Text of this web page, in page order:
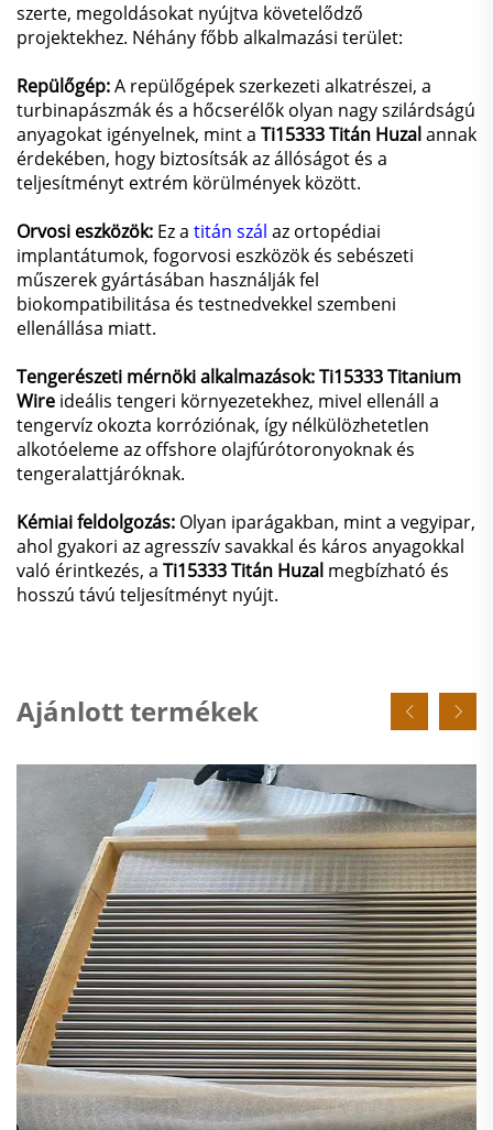
szerte, megoldásokat nyújtva követelődző
projektekhez. Néhány főbb alkalmazási terület:
Repülőgép:A repülőgépek szerkezeti alkatrészei, a
turbinapászmák és a hőcserélők olyan nagy szilárdságú
anyagokat igényelnek, mint a Ti15333 Titán Huzalannak
érdekében, hogy biztosítsák az állóságot és a
teljesítményt extrém körülmények között.
Orvosi eszközök: Ez a titán szál az ortopédiai
implantátumok, fogorvosi eszközök és sebészeti
műszerek gyártásában használják fel
biokompatibilitása és testnedvekkel szembeni
ellenállása miatt.
Tengerészeti mérnöki alkalmazások: Ti15333 Titanium
Wire ideális tengeri környezetekhez, mivel ellenáll a
tengervíz okozta korróziónak, így nélkülözhetetlen
alkotóeleme az offshore olajfúrótoronyoknak és
tengeralattjáróknak.
Kémiai feldolgozás: Olyan iparágakban, mint a vegyipar,
ahol gyakori az agresszív savakkal és káros anyagokkal
való érintkezés, a Ti15333 Titán Huzal megbízható és
hosszú távú teljesítményt nyújt.
Ajánlott termékek